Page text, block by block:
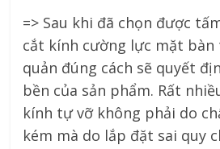
=> Sau khi đã chọn được
cắt kính cường lực mặt bàn
quản đúng cách sẽ quyết
bền của sản phẩm. Rất
kính tự vỡ không phải do
kém mà do lắp đặt sai quy